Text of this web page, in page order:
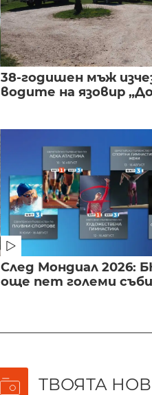
38-годишен мъж
водите на язовир
След Мондиал 2026:
още пет големи
ТВОЯТА